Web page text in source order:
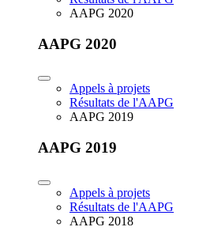
AAPG 2020
AAPG 2020
Appels à projets
Résultats de l'AAPG
AAPG 2019
AAPG 2019
Appels à projets
Résultats de l'AAPG
AAPG 2018